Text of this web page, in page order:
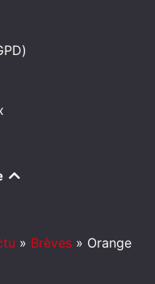
» Brèves » Orange